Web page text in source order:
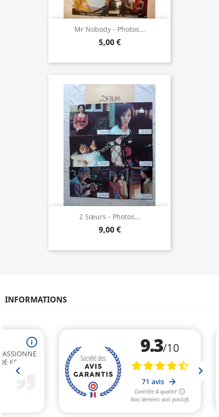
Mr Nobody - Photos...
5,00 €
2 Sœurs - Photos...
9,00 €
INFORMATIONS